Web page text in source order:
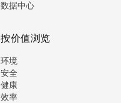
数据中心
按价值浏览
环境
安全
健康
效率